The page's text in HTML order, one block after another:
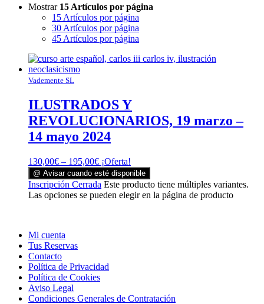
Mostrar 15 Artículos por página
15 Artículos por página
30 Artículos por página
45 Artículos por página
Vademente SL
ILUSTRADOS Y
REVOLUCIONARIOS, 19 marzo –
14 mayo 2024
130,00€ – 195,00€ ¡Oferta!
@ Avisar cuando esté disponible
Inscripción Cerrada Este producto tiene múltiples variantes.
Las opciones se pueden elegir en la página de producto
Mi cuenta
Tus Reservas
Contacto
Política de Privacidad
Política de Cookies
Aviso Legal
Condiciones Generales de Contratación